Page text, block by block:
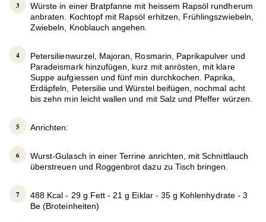
Würste in einer Bratpfanne mit heissem Rapsöl rundherum
anbraten. Kochtopf mit Rapsöl erhitzen, Frühlingszwiebeln,
Zwiebeln, Knoblauch angehen.
Petersilienwurzel, Majoran, Rosmarin, Paprikapulver und
Paradeismark hinzufügen, kurz mit anrösten, mit klare
Suppe aufgiessen und fünf min durchkochen. Paprika,
Erdäpfeln, Petersilie und Würstel beifügen, nochmal acht
bis zehn min leicht wallen und mit Salz und Pfeffer würzen.
Anrichten:
Wurst-Gulasch in einer Terrine anrichten, mit Schnittlauch
überstreuen und Roggenbrot dazu zu Tisch bringen.
488 Kcal - 29 g Fett - 21 g Eiklar - 35 g Kohlenhydrate - 3
Be (Broteinheiten)